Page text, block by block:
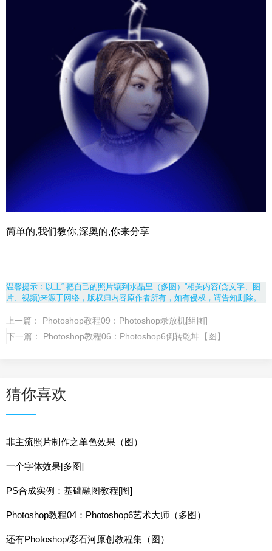
简单的,我们教你,深奥的,你来分享
温馨提示：以上“ 把自己的照片镶到水晶里（多图）”相关内容(含文字、图
片、视频)来源于网络，版权归内容原作者所有，如有侵权，请告知删除。
上一篇：
Photoshop教程09：Photoshop录放机[组图]
下一篇：
Photoshop教程06：Photoshop6倒转乾坤【图】
猜你喜欢
非主流照片制作之单色效果（图）
一个字体效果[多图]
PS合成实例：基础融图教程[图]
Photoshop教程04：Photoshop6艺术大师（多图）
还有Photoshop/彩石河原创教程集（图）